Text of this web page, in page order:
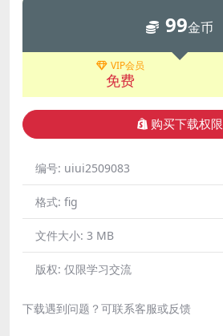
99金币
VIP会员
免费
购买下载权限
编号: uiui2509083
格式: fig
文件大小: 3 MB
版权: 仅限学习交流
下载遇到问题？可联系客服或反馈